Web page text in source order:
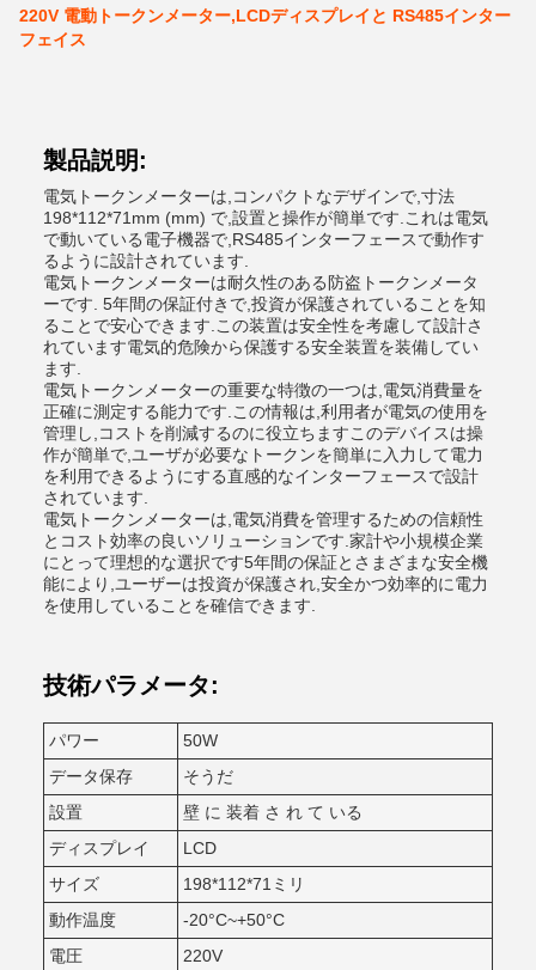
220V 電動トークンメーター,LCDディスプレイと RS485インター
フェイス
製品説明:
電気トークンメーターは,コンパクトなデザインで,寸法
198*112*71mm (mm) で,設置と操作が簡単です.これは電気
で動いている電子機器で,RS485インターフェースで動作す
るように設計されています.
電気トークンメーターは耐久性のある防盗トークンメータ
ーです. 5年間の保証付きで,投資が保護されていることを知
ることで安心できます.この装置は安全性を考慮して設計さ
れています電気的危険から保護する安全装置を装備してい
ます.
電気トークンメーターの重要な特徴の一つは,電気消費量を
正確に測定する能力です.この情報は,利用者が電気の使用を
管理し,コストを削減するのに役立ちますこのデバイスは操
作が簡単で,ユーザが必要なトークンを簡単に入力して電力
を利用できるようにする直感的なインターフェースで設計
されています.
電気トークンメーターは,電気消費を管理するための信頼性
とコスト効率の良いソリューションです.家計や小規模企業
にとって理想的な選択です5年間の保証とさまざまな安全機
能により,ユーザーは投資が保護され,安全かつ効率的に電力
を使用していることを確信できます.
技術パラメータ:
パワー
50W
データ保存
そうだ
設置
壁 に 装着 さ れ て いる
ディスプレイ
LCD
サイズ
198*112*71ミリ
動作温度
-20°C~+50°C
電圧
220V